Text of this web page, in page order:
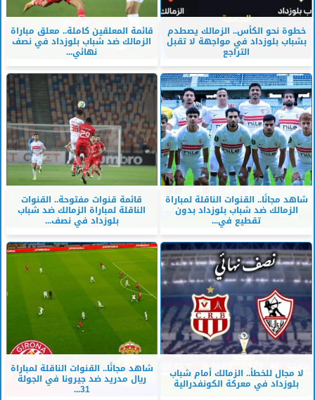
خطوة نحو الكأس.. الزمالك يصطدم
بشباب بلوزداد في مواجهة لا تقبل
التراجع
قائمة المعلقين كاملة.. معلق مباراة
الزمالك ضد شباب بلوزداد في نصف
نهائي...
شاهد مجانًا.. القنوات الناقلة لمباراة
الزمالك ضد شباب بلوزداد بدون
تقطيع في...
قائمة قنوات مفتوحة.. القنوات
الناقلة لمباراة الزمالك ضد شباب
بلوزداد في نصف...
لا مجال للخطأ.. الزمالك أمام شباب
بلوزداد في معركة الكونفدرالية
شاهد مجانًا.. القنوات الناقلة لمباراة
ريال مدريد ضد جيرونا في الجولة
31...